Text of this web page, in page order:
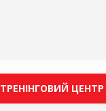
ТРЕНІНГОВИЙ ЦЕНТР